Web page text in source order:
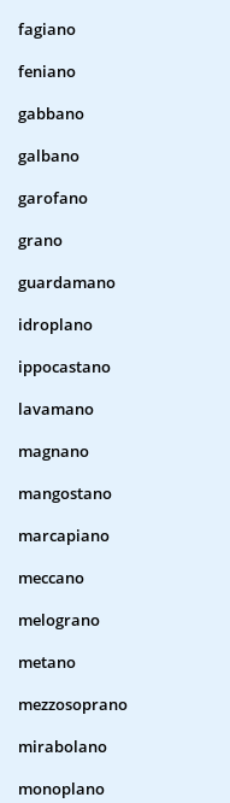
fagiano
feniano
gabbano
galbano
garofano
grano
guardamano
idroplano
ippocastano
lavamano
magnano
mangostano
marcapiano
meccano
melograno
metano
mezzosoprano
mirabolano
monoplano